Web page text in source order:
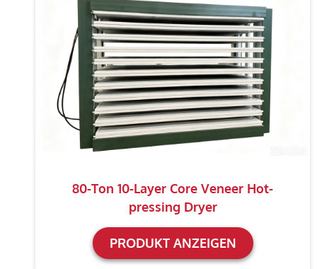
80-Ton 10-Layer Core Veneer Hot-
pressing Dryer
PRODUKT ANZEIGEN